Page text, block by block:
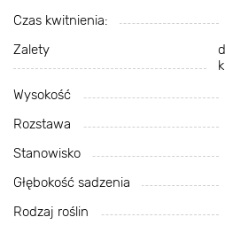
Czas kwitnienia:
Zalety
Wysokość
Rozstawa
Stanowisko
Głębokość sadzenia
Rodzaj roślin